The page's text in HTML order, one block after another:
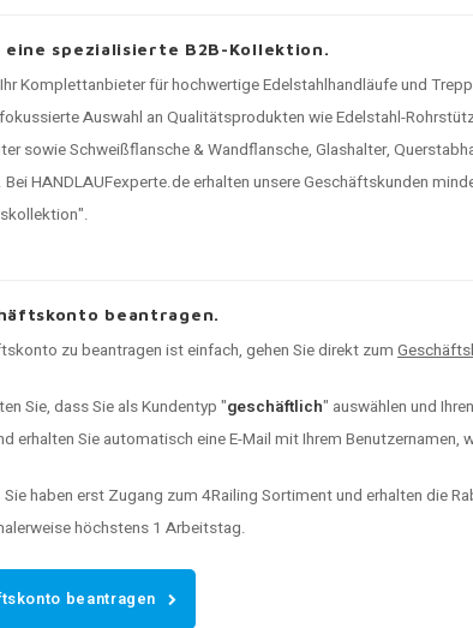
eine spezialisierte B2B-Kollektion.
Komplettanbieter für hochwertige Edelstahlhandläufe und
Auswahl an Qualitätsprodukten wie Edelstahl-
sowie Schweißflansche & Wandflansche, Glashalter,
Bei HANDLAUFexperte.de erhalten unsere Geschäftskunden
beantragen.
zu beantragen ist einfach, gehen Sie direkt zum
Sie, dass Sie als Kundentyp "geschäftlich" auswählen und
erhalten Sie automatisch eine E-Mail mit Ihrem Benutzernamen,
Sie haben erst Zugang zum 4Railing Sortiment und erhalten die
höchstens 1 Arbeitstag.
beantragen